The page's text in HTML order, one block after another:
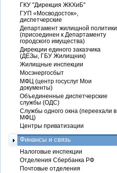
ГКУ "Дирекция ЖКХиБ"
ГУП «Мосводосток»,
диспетчерские
Департамент жилищной политики
(присоединен к Департаменту
городского имущества)
Дирекции единого заказчика
(ДЕЗы, ГБУ Жилищник)
Жилищные инспекции
Мосэнергосбыт
МФЦ (центр госуслуг Мои
документы)
Объединенные диспетчерские
службы (ОДС)
Службы одного окна (переехали в
МФЦ)
Центры приватизации
Финансы и связь
Налоговые инспекции
Отделения Сбербанка РФ
Почтовые отделения